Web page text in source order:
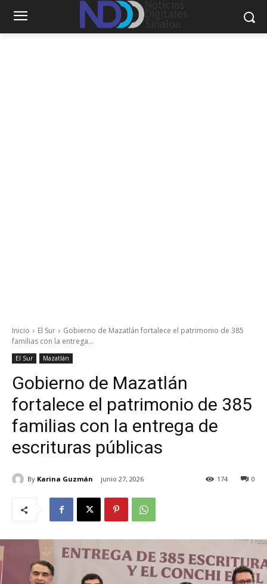
Inicio El Sur
Gobierno de Mazatlán fortalece el patrimonio de 385
familias con la entrega...
El Sur Mazatlán
Gobierno de Mazatlán
fortalece el patrimonio de 385
familias con la entrega de
escrituras públicas
By Karina Guzmán junio 27, 2026 0
174